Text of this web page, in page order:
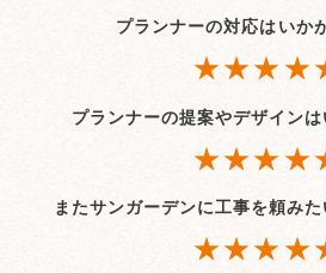
プランナーの対応はいか
プランナーの提案やデザイン
またサンガーデンに工事を頼み